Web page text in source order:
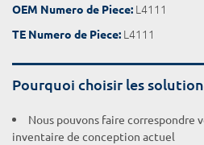
OEM Numero de Piece: L4111
TE Numero de Piece: L4111
Pourquoi choisir les
Nous pouvons faire correspondre
inventaire de conception actuel